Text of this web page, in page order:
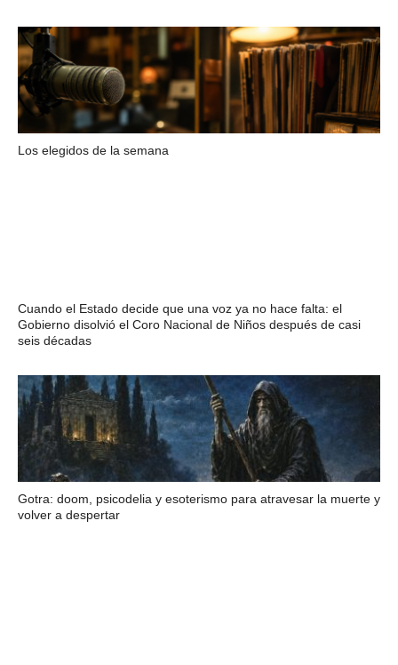
Los elegidos de la semana
Cuando el Estado decide que una voz ya no hace falta: el
Gobierno disolvió el Coro Nacional de Niños después de casi
seis décadas
Gotra: doom, psicodelia y esoterismo para atravesar la muerte y
volver a despertar